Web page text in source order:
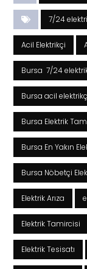
7/24
Acil Elektrikçi
Bursa 7/24
Bursa acil
Bursa Elektrik
Bursa En Yakın
Bursa Nöbetçi
Elektrik Arıza
Elektrik Tamircisi
Elektrik Tesisatı